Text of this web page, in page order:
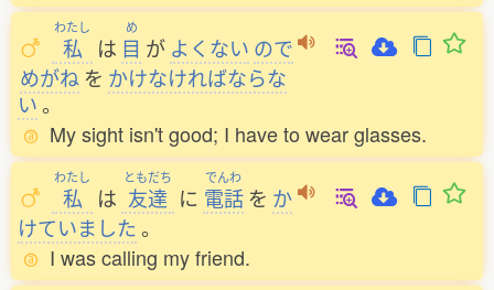
わたし
私 は
め
目 が よくない ので
めがね を かけなければならな
い。
My sight isn't good; I have to wear glasses.
わたし
私 は
ともだち
友達 に
でんわ
電話 を か
けていました。
I was calling my friend.